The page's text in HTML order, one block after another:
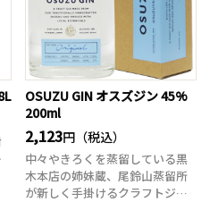
OSUZU GIN オスズジン 45%
200ml
2,123円（税込）
中々やきろくを蒸留している黒
木本店の姉妹蔵、尾鈴山蒸留所
が新しく手掛けるクラフトジン